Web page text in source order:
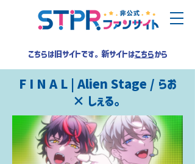
こちらは旧サイトです。新サイトはこちらから
F I N A L | Alien Stage / らお
× しぇる。